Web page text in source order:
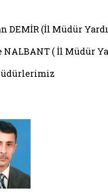
DEMİR (İl Müdür
NALBANT ( İl Müdür